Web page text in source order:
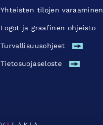
Yhteisten tilojen varaaminen
Logot ja graafinen ohjeisto
Turvallisuus­ohjeet
Tietosuojaseloste